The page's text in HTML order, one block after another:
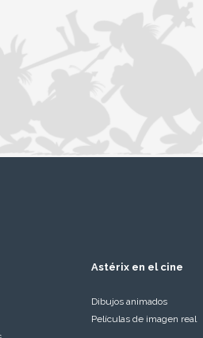
Astérix en el cine
Dibujos animados
Películas de imagen real